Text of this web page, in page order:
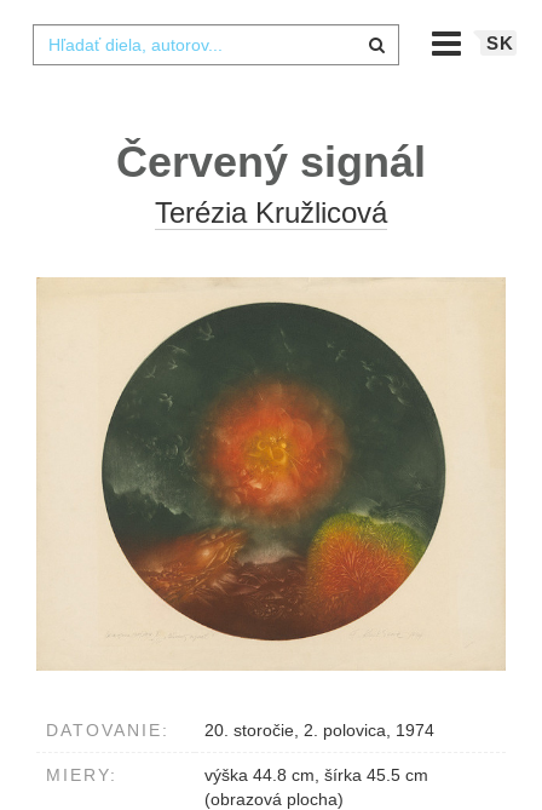
SK
Červený signál
Terézia Kružlicová
DATOVANIE: 20. storočie, 2. polovica, 1974
MIERY:
výška 44.8 cm, šírka 45.5 cm
(obrazová plocha)